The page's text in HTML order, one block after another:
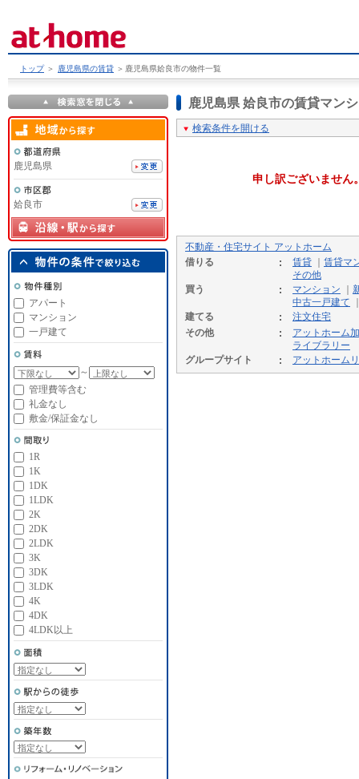
トップ ＞ 鹿児島県の賃貸 ＞ 鹿児島県姶良市の物件一覧
鹿児島県 姶良市の賃貸マン
検索条件を開ける
申し訳ございません
不動産・住宅サイト アットホーム
借りる
賃貸
賃貸マ
その他
買う
マンション
中古一戸建て
建てる
注文住宅
その他
アットホーム
ライブラリー
グループサイト
アットホーム
鹿児島県
姶良市
アパート
マンション
一戸建て
～
管理費等含む
礼金なし
敷金/保証金なし
1R
1K
1DK
1LDK
2K
2DK
2LDK
3K
3DK
3LDK
4K
4DK
4LDK以上